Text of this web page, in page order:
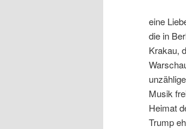
eine
die in
Krakau,
Musik
Heimat
Trump